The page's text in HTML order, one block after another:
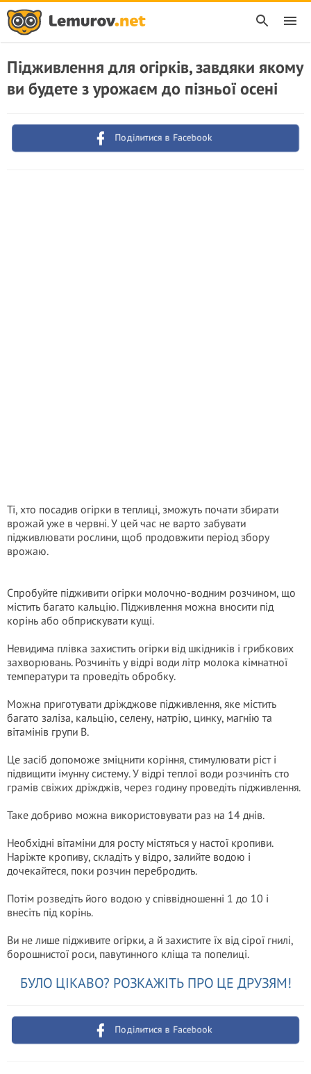
Підживлення для огірків, завдяки якому
ви будете з урожаєм до пізньої осені
Поділитися в Facebook
Ті, хто посадив огірки в теплиці, зможуть почати збирати
врожай уже в червні. У цей час не варто забувати
підживлювати рослини, щоб продовжити період збору
врожаю.
Спробуйте підживити огірки молочно-водним розчином, що
містить багато кальцію. Підживлення можна вносити під
корінь або обприскувати кущі.
Невидима плівка захистить огірки від шкідників і грибкових
захворювань. Розчиніть у відрі води літр молока кімнатної
температури та проведіть обробку.
Можна приготувати дріжджове підживлення, яке містить
багато заліза, кальцію, селену, натрію, цинку, магнію та
вітамінів групи В.
Це засіб допоможе зміцнити коріння, стимулювати ріст і
підвищити імунну систему. У відрі теплої води розчиніть сто
грамів свіжих дріжджів, через годину проведіть підживлення.
Таке добриво можна використовувати раз на 14 днів.
Необхідні вітаміни для росту містяться у настої кропиви.
Наріжте кропиву, складіть у відро, залийте водою і
дочекайтеся, поки розчин перебродить.
Потім розведіть його водою у співвідношенні 1 до 10 і
внесіть під корінь.
Ви не лише підживите огірки, а й захистите їх від сірої гнилі,
борошнистої роси, павутинного кліща та попелиці.
БУЛО ЦІКАВО? РОЗКАЖІТЬ ПРО ЦЕ ДРУЗЯМ!
Поділитися в Facebook